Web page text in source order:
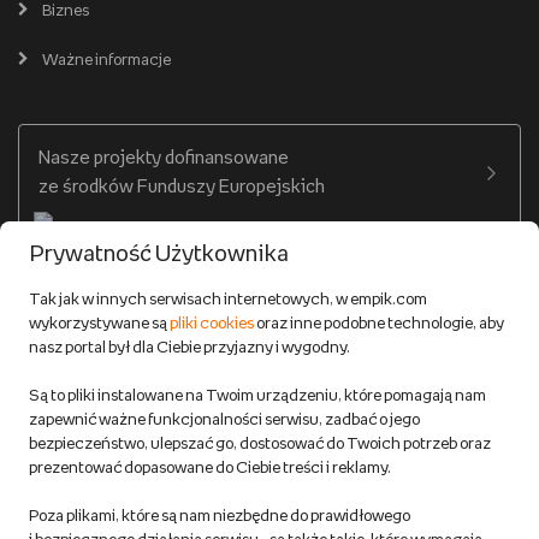
Empik Selfpublishing
Produkty cyfrowe
Biznes
Karty prezentowe
Zakupy hurtowe
Ważne informacje
Cennik dostawy
Zwroty
Reklamacje
Regulamin empik.com
Pozostałe Regulaminy Empiku
Polityka prywatności empik.com
Do 100 zł na pierwsze zakupy w aplikacji. Pobierz i
korzystaj z kodów zniżkowych.Dowiedz się więcej
Nasze projekty dofinansowane
ze środków Funduszy Europejskich
Prywatność Użytkownika
Tak jak w innych serwisach internetowych, w empik.com
wykorzystywane sąpliki cookiesoraz inne podobne technologie, aby
nasz portal był dla Ciebie przyjazny i wygodny.
Są to pliki instalowane na Twoim urządzeniu, które pomagają nam
zapewnić ważne funkcjonalności serwisu, zadbać o jego
bezpieczeństwo, ulepszać go, dostosować do Twoich potrzeb oraz
prezentować dopasowane do Ciebie treści i reklamy.
Poza plikami, które są nam niezbędne do prawidłowego